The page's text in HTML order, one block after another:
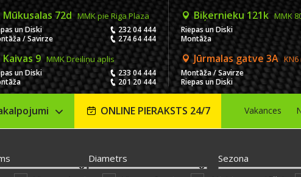
Mūkusalas 72d MMK pie Riga Plaza
un Diski
232 04 444
/ Savirze
274 64 444
Biķernieku 121k MMK
Riepas un Diski
Montāža
Kaivas 9 MMK Dreiliņu aplis
un Diski
233 04 444
201 20 444
Jūrmalas gatve 3A
Montāža / Savirze
Riepas un Diski
ONLINE PIERAKSTS 24/7 Vakances
Diametrs Sezona